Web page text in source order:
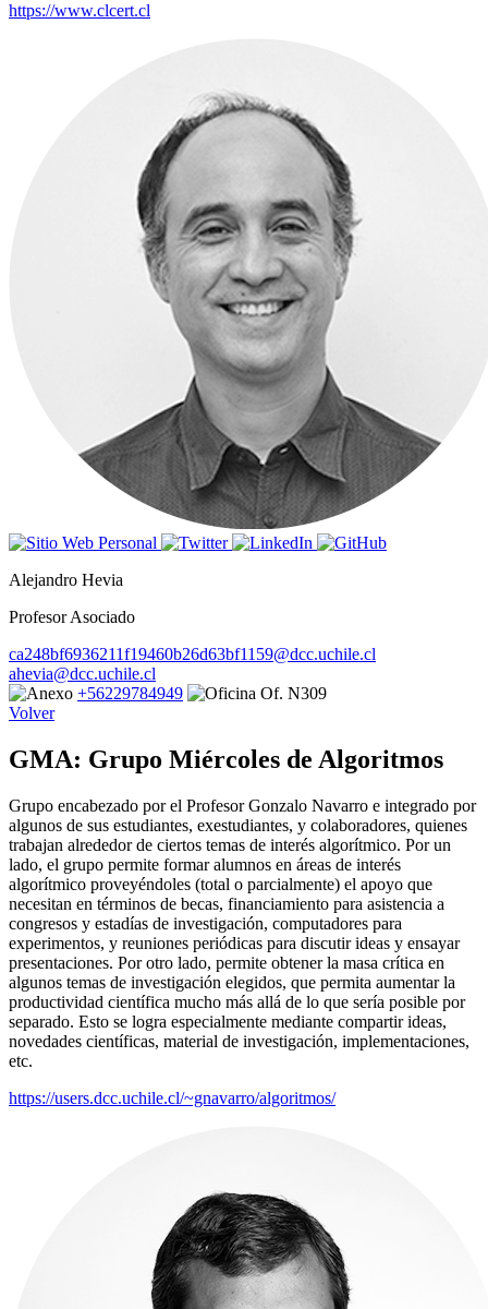
https://www.clcert.cl
Alejandro Hevia
Profesor Asociado
ca248bf6936211f19460b26d63bf1159@dcc.uchile.cl
ahevia@dcc.uchile.cl
+56229784949
Of. N309
Volver
GMA: Grupo Miércoles de Algoritmos
Grupo encabezado por el Profesor Gonzalo Navarro e integrado por
algunos de sus estudiantes, exestudiantes, y colaboradores, quienes
trabajan alrededor de ciertos temas de interés algorítmico. Por un
lado, el grupo permite formar alumnos en áreas de interés
algorítmico proveyéndoles (total o parcialmente) el apoyo que
necesitan en términos de becas, financiamiento para asistencia a
congresos y estadías de investigación, computadores para
experimentos, y reuniones periódicas para discutir ideas y ensayar
presentaciones. Por otro lado, permite obtener la masa crítica en
algunos temas de investigación elegidos, que permita aumentar la
productividad científica mucho más allá de lo que sería posible por
separado. Esto se logra especialmente mediante compartir ideas,
novedades científicas, material de investigación, implementaciones,
etc.
https://users.dcc.uchile.cl/~gnavarro/algoritmos/